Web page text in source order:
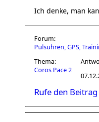
Ich denke, man
Forum:
Pulsuhren, GPS,
Thema:
Coros Pace 2
Rufe den